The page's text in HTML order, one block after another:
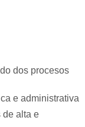
dos procesos
e administrativa
de alta e